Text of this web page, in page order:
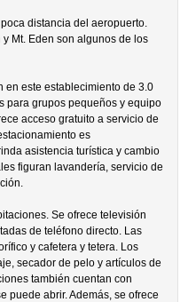
distancia del aeropuerto.
Mt. Eden son algunos de los
en este establecimiento de 3.0
para grupos pequeños y equipo
acceso gratuito a servicio de
es
asistencia turística y cambio
figuran lavandería, servicio de
Se ofrece televisión
de teléfono directo. Las
y cafetera y tetera. Los
secador de pelo y artículos de
también cuentan con
puede abrir. Además, se ofrece